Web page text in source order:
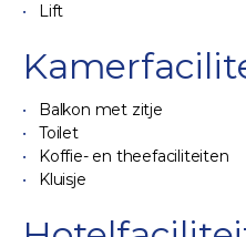
Lift
Balkon met zitje
Toilet
Koffie- en theefaciliteiten
Kluisje